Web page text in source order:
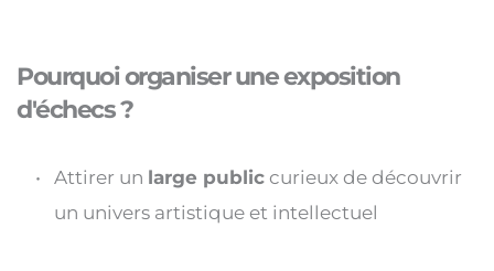
Pourquoi organiser une exposition
d'échecs ?
Attirer un large public curieux de découvrir
un univers artistique et intellectuel